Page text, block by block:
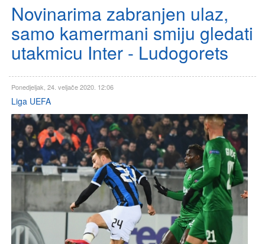
Novinarima zabranjen ulaz,
samo kamermani smiju gledati
utakmicu Inter - Ludogorets
Ponedjeljak, 24. veljače 2020. 12:06
Liga UEFA